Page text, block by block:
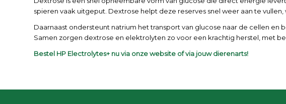
spieren vaak uitgeput. Dextrose helpt deze reserves snel weer aan te
Daarnaast ondersteunt natrium het transport van glucose naar de cellen
Samen zorgen dextrose en elektrolyten zo voor een krachtig herstel, met
Bestel HP Electrolytes+ nu via onze website of via jouw dierenarts!